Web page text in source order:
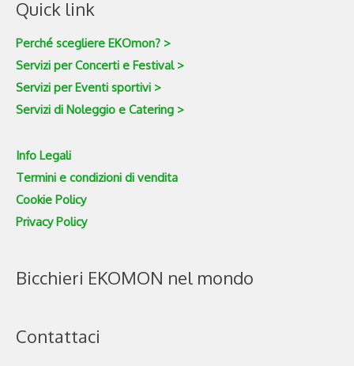
Quick link
Perché scegliere EKOmon? >
Servizi per Concerti e Festival >
Servizi per Eventi sportivi >
Servizi di Noleggio e Catering >
Info Legali
Termini e condizioni di vendita
Cookie Policy
Privacy Policy
Bicchieri EKOMON nel mondo
Contattaci